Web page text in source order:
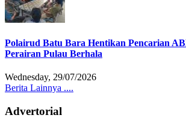
Polairud Batu Bara Hentikan Pencarian
Perairan Pulau Berhala
Wednesday, 29/07/2026
Berita Lainnya ....
Advertorial